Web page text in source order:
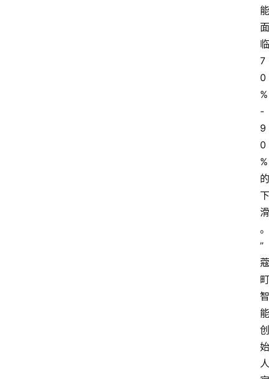
能
面
临
7
0
%
-
9
0
%
的
下
滑
。
”
蔻
町
智
能
创
始
人